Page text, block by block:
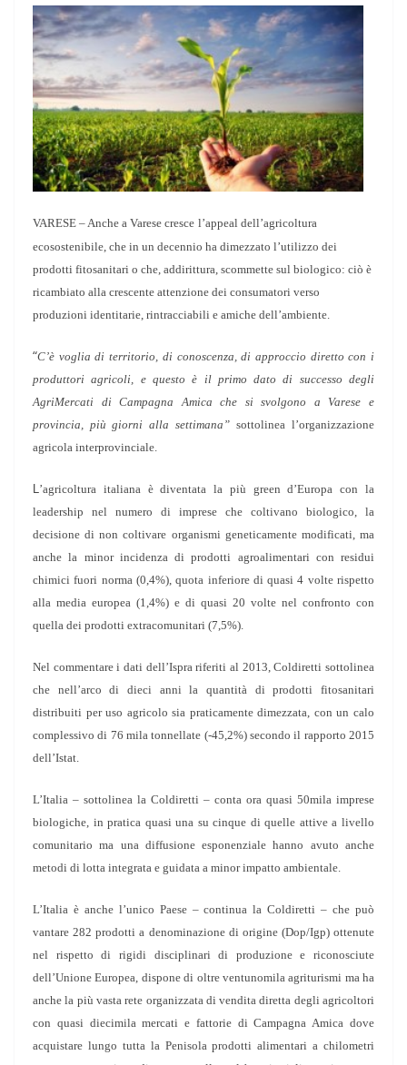
VARESE – Anche a Varese cresce l’appeal dell’agricoltura
ecosostenibile, che in un decennio ha dimezzato l’utilizzo dei
prodotti fitosanitari o che, addirittura, scommette sul biologico: ciò è
ricambiato alla crescente attenzione dei consumatori verso
produzioni identitarie, rintracciabili e amiche dell’ambiente.
“C’è voglia di territorio, di conoscenza, di approccio diretto con i
produttori agricoli, e questo è il primo dato di successo degli
AgriMercati di Campagna Amica che si svolgono a Varese e
provincia, più giorni alla settimana” sottolinea l’organizzazione
agricola interprovinciale.
’agricoltura italiana è diventata la più green d’Europa con la
leadership nel numero di imprese che coltivano biologico, la
decisione di non coltivare organismi geneticamente modificati, ma
anche la minor incidenza di prodotti agroalimentari con residui
chimici fuori norma (0,4%), quota inferiore di quasi 4 volte rispetto
alla media europea (1,4%) e di quasi 20 volte nel confronto con
quella dei prodotti extracomunitari (7,5%).
Nel commentare i dati dell’Ispra riferiti al 2013, Coldiretti sottolinea
che nell’arco di dieci anni la quantità di prodotti fitosanitari
distribuiti per uso agricolo sia praticamente dimezzata, con un calo
complessivo di 76 mila tonnellate (-45,2%) secondo il rapporto 2015
dell’Istat.
L’Italia – sottolinea la Coldiretti – conta ora quasi 50mila imprese
biologiche, in pratica quasi una su cinque di quelle attive a livello
comunitario ma una diffusione esponenziale hanno avuto anche
metodi di lotta integrata e guidata a minor impatto ambientale.
L’Italia è anche l’unico Paese – continua la Coldiretti – che può
vantare 282 prodotti a denominazione di origine (Dop/Igp) ottenute
nel rispetto di rigidi disciplinari di produzione e riconosciute
dell’Unione Europea, dispone di oltre ventunomila agriturismi ma ha
anche la più vasta rete organizzata di vendita diretta degli agricoltori
con quasi diecimila mercati e fattorie di Campagna Amica dove
acquistare lungo tutta la Penisola prodotti alimentari a chilometri